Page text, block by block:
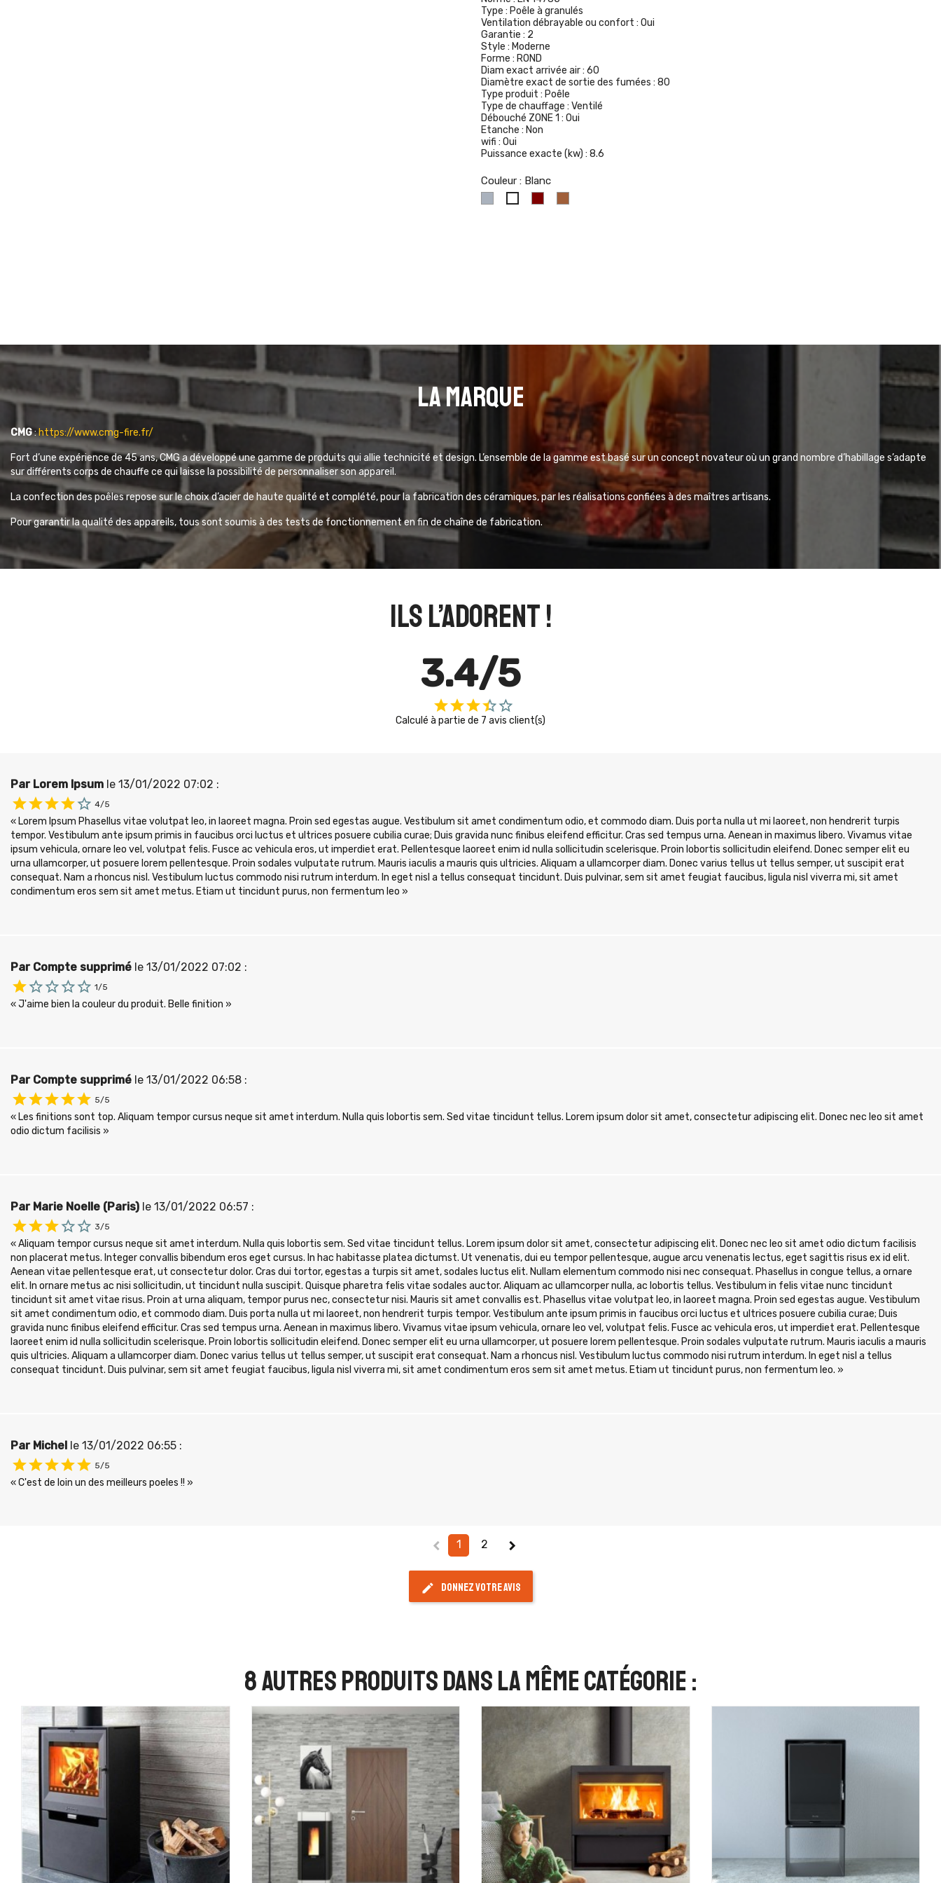
Type : Poêle à granulés
Ventilation débrayable ou confort : Oui
Garantie : 2
Style : Moderne
Forme : ROND
Diam exact arrivée air : 60
Diamètre exact de sortie des fumées : 80
Type produit : Poêle
Type de chauffage : Ventilé
Débouché ZONE 1 : Oui
Etanche : Non
wifi : Oui
Puissance exacte (kw) : 8.6
Couleur : Blanc
La marque
CMG:https://www.cmg-fire.fr/
Fort d’une expérience de 45 ans, CMG a développé une gamme de produits qui allie technicité et design. L’ensemble de la gamme est basé sur un concept novateur où un grand nombre d’habillage s’adapte
sur différents corps de chauffe ce qui laisse la possibilité de personnaliser son appareil.
La confection des poêles repose sur le choix d’acier de haute qualité et complété, pour la fabrication des céramiques, par les réalisations confiées à des maîtres artisans.
Pour garantir la qualité des appareils, tous sont soumis à des tests de fonctionnement en fin de chaîne de fabrication.
ils l’adorent !
3.4/5
Calculé à partie de 7 avis client(s)
Par Lorem Ipsum le 13/01/2022 07:02 :
4/5
« Lorem Ipsum Phasellus vitae volutpat leo, in laoreet magna. Proin sed egestas augue. Vestibulum sit amet condimentum odio, et commodo diam. Duis porta nulla ut mi laoreet, non hendrerit turpis
tempor. Vestibulum ante ipsum primis in faucibus orci luctus et ultrices posuere cubilia curae; Duis gravida nunc finibus eleifend efficitur. Cras sed tempus urna. Aenean in maximus libero. Vivamus vitae
ipsum vehicula, ornare leo vel, volutpat felis. Fusce ac vehicula eros, ut imperdiet erat. Pellentesque laoreet enim id nulla sollicitudin scelerisque. Proin lobortis sollicitudin eleifend. Donec semper elit eu
urna ullamcorper, ut posuere lorem pellentesque. Proin sodales vulputate rutrum. Mauris iaculis a mauris quis ultricies. Aliquam a ullamcorper diam. Donec varius tellus ut tellus semper, ut suscipit erat
consequat. Nam a rhoncus nisl. Vestibulum luctus commodo nisi rutrum interdum. In eget nisl a tellus consequat tincidunt. Duis pulvinar, sem sit amet feugiat faucibus, ligula nisl viverra mi, sit amet
condimentum eros sem sit amet metus. Etiam ut tincidunt purus, non fermentum leo »
Par Compte supprimé le 13/01/2022 07:02 :
1/5
« J'aime bien la couleur du produit. Belle finition »
Par Compte supprimé le 13/01/2022 06:58 :
5/5
« Les finitions sont top. Aliquam tempor cursus neque sit amet interdum. Nulla quis lobortis sem. Sed vitae tincidunt tellus. Lorem ipsum dolor sit amet, consectetur adipiscing elit. Donec nec leo sit amet
odio dictum facilisis »
Par Marie Noelle (Paris) le 13/01/2022 06:57 :
3/5
« Aliquam tempor cursus neque sit amet interdum. Nulla quis lobortis sem. Sed vitae tincidunt tellus. Lorem ipsum dolor sit amet, consectetur adipiscing elit. Donec nec leo sit amet odio dictum facilisis
non placerat metus. Integer convallis bibendum eros eget cursus. In hac habitasse platea dictumst. Ut venenatis, dui eu tempor pellentesque, augue arcu venenatis lectus, eget sagittis risus ex id elit.
Aenean vitae pellentesque erat, ut consectetur dolor. Cras dui tortor, egestas a turpis sit amet, sodales luctus elit. Nullam elementum commodo nisi nec consequat. Phasellus in congue tellus, a ornare
elit. In ornare metus ac nisi sollicitudin, ut tincidunt nulla suscipit. Quisque pharetra felis vitae sodales auctor. Aliquam ac ullamcorper nulla, ac lobortis tellus. Vestibulum in felis vitae nunc tincidunt
tincidunt sit amet vitae risus. Proin at urna aliquam, tempor purus nec, consectetur nisi. Mauris sit amet convallis est. Phasellus vitae volutpat leo, in laoreet magna. Proin sed egestas augue. Vestibulum
sit amet condimentum odio, et commodo diam. Duis porta nulla ut mi laoreet, non hendrerit turpis tempor. Vestibulum ante ipsum primis in faucibus orci luctus et ultrices posuere cubilia curae; Duis
gravida nunc finibus eleifend efficitur. Cras sed tempus urna. Aenean in maximus libero. Vivamus vitae ipsum vehicula, ornare leo vel, volutpat felis. Fusce ac vehicula eros, ut imperdiet erat. Pellentesque
laoreet enim id nulla sollicitudin scelerisque. Proin lobortis sollicitudin eleifend. Donec semper elit eu urna ullamcorper, ut posuere lorem pellentesque. Proin sodales vulputate rutrum. Mauris iaculis a mauris
quis ultricies. Aliquam a ullamcorper diam. Donec varius tellus ut tellus semper, ut suscipit erat consequat. Nam a rhoncus nisl. Vestibulum luctus commodo nisi rutrum interdum. In eget nisl a tellus
consequat tincidunt. Duis pulvinar, sem sit amet feugiat faucibus, ligula nisl viverra mi, sit amet condimentum eros sem sit amet metus. Etiam ut tincidunt purus, non fermentum leo. »
Par Michel le 13/01/2022 06:55 :
5/5
« C'est de loin un des meilleurs poeles !! »
chevron_left 1 2 chevron_right
edit Donnez votre avis
8 autres produits dans la même catégorie :